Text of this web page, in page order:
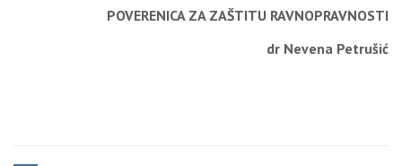
POVERENICA ZA ZAŠTITU RAVNOPRAVNOSTI
dr Nevena Petrušić